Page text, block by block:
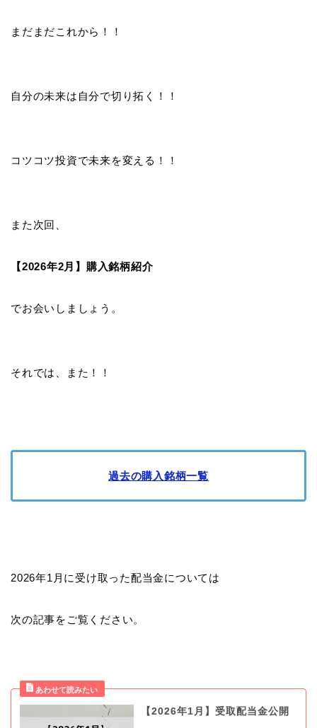
まだまだこれから！！
自分の未来は自分で切り拓く！！
コツコツ投資で未来を変える！！
また次回、
【2026年2月】購入銘柄紹介
でお会いしましょう。
それでは、また！！
過去の購入銘柄一覧
2026年1月に受け取った配当金については
次の記事をご覧ください。
【2026年1月】受取配当金公開